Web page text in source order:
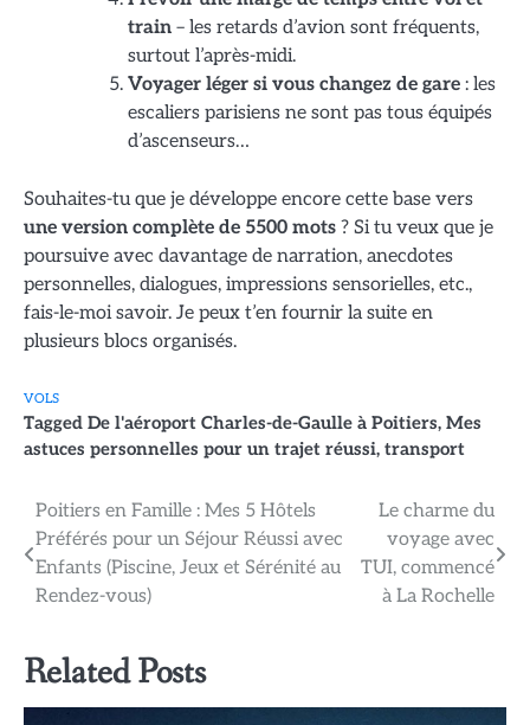
train – les retards d’avion sont fréquents,
surtout l’après-midi.
Voyager léger si vous changez de gare : les
escaliers parisiens ne sont pas tous équipés
d’ascenseurs…
Souhaites-tu que je développe encore cette base vers
une version complète de 5500 mots ? Si tu veux que je
poursuive avec davantage de narration, anecdotes
personnelles, dialogues, impressions sensorielles, etc.,
fais-le-moi savoir. Je peux t’en fournir la suite en
plusieurs blocs organisés.
VOLS
Tagged De l'aéroport Charles-de-Gaulle à Poitiers, Mes
astuces personnelles pour un trajet réussi, transport
Navigation
de
l’article
Poitiers en Famille : Mes 5 Hôtels
Préférés pour un Séjour Réussi avec
Enfants (Piscine, Jeux et Sérénité au
Rendez-vous)
Le charme du
voyage avec
TUI, commencé
à La Rochelle
Related Posts